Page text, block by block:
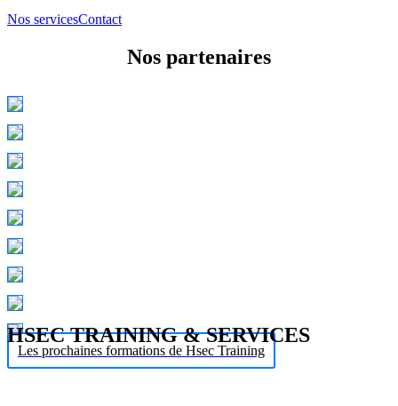
Nos servicesContact
Nos partenaires
Les prochaines formations de Hsec Training
HSEC TRAINING & SERVICES